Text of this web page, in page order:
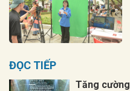
ĐỌC TIẾP
Tăng